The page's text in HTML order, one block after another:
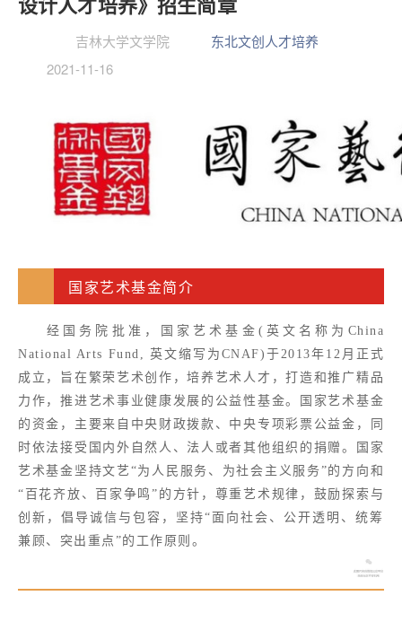
设计人才培养》招生简章
吉林大学文学院
东北文创人才培养
2021-11-16
国家艺术基金简介
经国务院批准，国家艺术基金(英文名称为China
National Arts Fund, 英文缩写为CNAF)于2013年12月正式
成立，旨在繁荣艺术创作，培养艺术人才，打造和推广精品
力作，推进艺术事业健康发展的公益性基金。国家艺术基金
的资金，主要来自中央财政拨款、中央专项彩票公益金，同
时依法接受国内外自然人、法人或者其他组织的捐赠。国家
艺术基金坚持文艺“为人民服务、为社会主义服务”的方向和
“百花齐放、百家争鸣”的方针，尊重艺术规律，鼓励探索与
创新，倡导诚信与包容，坚持“面向社会、公开透明、统筹
兼顾、突出重点”的工作原则。